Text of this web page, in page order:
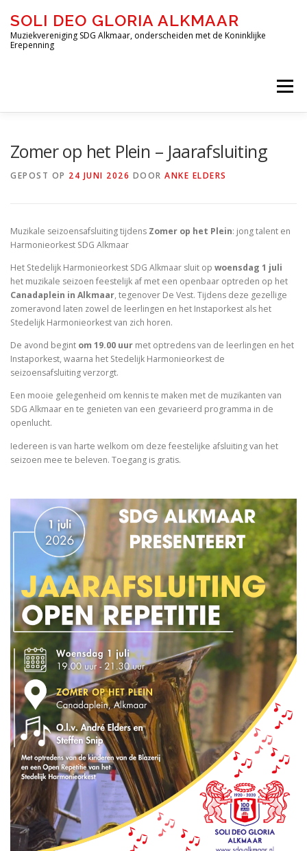
naar
inhoud
SOLI DEO GLORIA ALKMAAR
Muziekvereniging SDG Alkmaar, onderscheiden met de Koninklijke
Erepenning
Menu
INSCHRIJVEN – DE BLAZERIJ
FORMULIEREN CONTACT
Zomer op het Plein – Jaarafsluiting
GEPOST OP 24 JUNI 2026 DOOR ANKE ELDERS
Muzikale seizoensafsluiting tijdens Zomer op het Plein: jong talent en
Harmonieorkest SDG Alkmaar
Het Stedelijk Harmonieorkest SDG Alkmaar sluit op woensdag 1 juli
het muzikale seizoen feestelijk af met een openbaar optreden op het
Canadaplein in Alkmaar, tegenover De Vest. Tijdens deze gezellige
zomeravond laten zowel de leerlingen en het Instaporkest als het
Stedelijk Harmonieorkest van zich horen.
De avond begint om 19.00 uur met optredens van de leerlingen en het
Instaporkest, waarna het Stedelijk Harmonieorkest de
seizoensafsluiting verzorgt.
Een mooie gelegenheid om kennis te maken met de muzikanten van
SDG Alkmaar en te genieten van een gevarieerd programma in de
openlucht.
Iedereen is van harte welkom om deze feestelijke afsluiting van het
seizoen mee te beleven. Toegang is gratis.